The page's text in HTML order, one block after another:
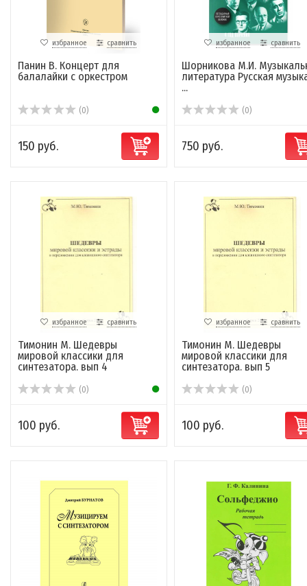
избранное сравнить
Панин В. Концерт для
балалайки с оркестром
(0)
150 руб.
избранное сравнить
Шорникова М.И.
литература Русская
...
(0)
750 руб.
избранное сравнить
Тимонин М. Шедевры
мировой классики для
синтезатора. вып 4
(0)
100 руб.
избранное сравнить
Тимонин М. Шедевры
мировой классики для
синтезатора. вып 5
(0)
100 руб.